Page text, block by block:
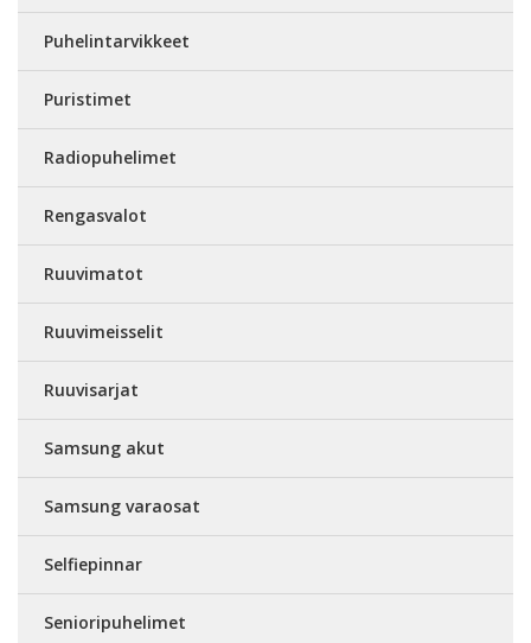
Puhelintarvikkeet
Puristimet
Radiopuhelimet
Rengasvalot
Ruuvimatot
Ruuvimeisselit
Ruuvisarjat
Samsung akut
Samsung varaosat
Selfiepinnar
Senioripuhelimet